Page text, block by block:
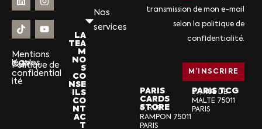
Mentions
légales
CGV
Politique de
confidential
ité
Nos
services
LA
TEA
M
NO
S
CO
NSE
ILS
CO
NT
AC
T
transmission de mon e-mail
selon la politique de
confidentialité.
PARIS
CARDS
STORE
6, RUE
RAMPON 75011
PARIS
PARIS TCG
57, RUE DE
MALTE 75011
PARIS